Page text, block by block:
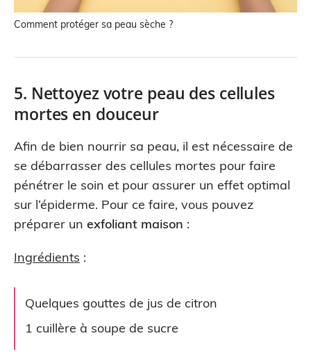
Comment protéger sa peau sèche ?
5. Nettoyez votre peau des cellules
mortes en douceur
Afin de bien nourrir sa peau, il est nécessaire de
se débarrasser des cellules mortes pour faire
pénétrer le soin et pour assurer un effet optimal
sur l’épiderme. Pour ce faire, vous pouvez
préparer un exfoliant maison :
Ingrédients :
Quelques gouttes de jus de citron
1 cuillère à soupe de sucre